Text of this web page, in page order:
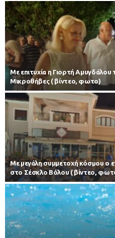
Με επιτυχία η Γιορτή
Μικροθήβες ( βίντεο, φωτο)
Με μεγάλη συμμετοχή κόσμου ο
στο Σέσκλο Βόλου ( βίντεο,